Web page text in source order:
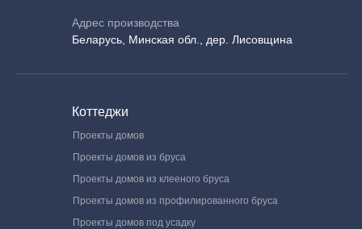
Адрес производства
Беларусь, Минская обл., дер. Лисовщина
Коттеджи
Проекты домов
Проекты домов из бруса
Проекты домов из клееного бруса
Проекты домов из профилированного бруса
Проекты домов под усадку